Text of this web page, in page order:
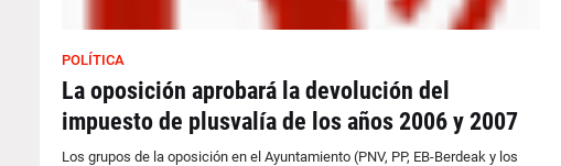
POLÍTICA
La oposición aprobará la devolución del
impuesto de plusvalía de los años 2006 y 2007
Los grupos de la oposición en el Ayuntamiento (PNV, PP, EB-Berdeak y los